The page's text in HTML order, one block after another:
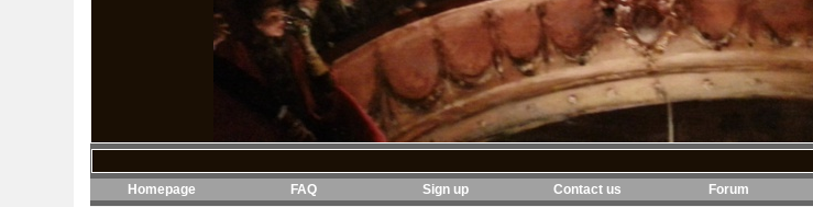
Homepage FAQ Sign up Contact us Forum